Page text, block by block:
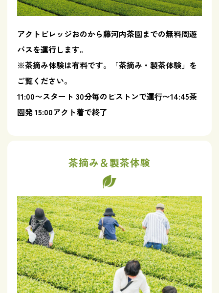
アクトビレッジおのから藤河内茶園までの無料周遊
バスを運行します。
※茶摘み体験は有料です。「茶摘み・製茶体験」を
ご覧ください。
11:00〜スタート 30分毎のピストンで運⾏〜14:45茶
園発 15:00アクト着で終了
茶摘み＆製茶体験